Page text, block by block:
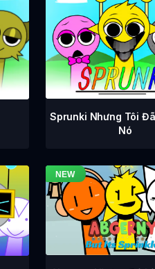
Sprunki Nhưng Tôi
Nó